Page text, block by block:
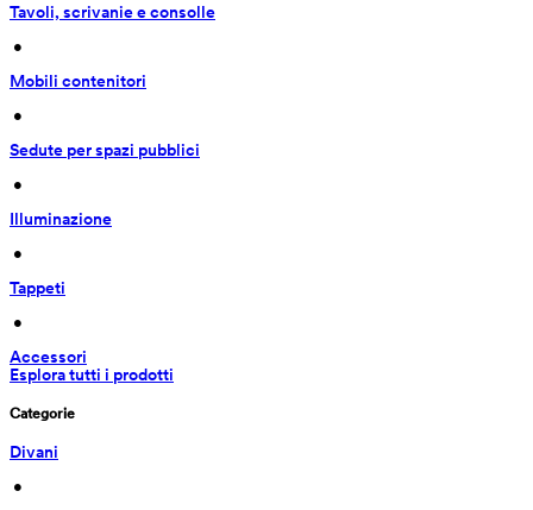
Tavoli, scrivanie e consolle
•
Mobili contenitori
•
Sedute per spazi pubblici
•
Illuminazione
•
Tappeti
•
Accessori
Esplora tutti i prodotti
Categorie
Divani
•